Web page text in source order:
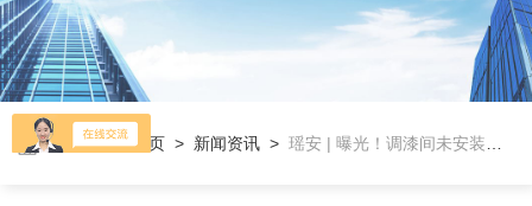
当前位置：首页 > 新闻资讯 >瑶安 | 曝光！调漆间未安装可燃气体报警器，被罚38000元！